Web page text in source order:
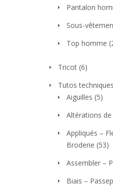
Pantalon
Sous-
Top homme
Tricot (6)
Tutos techniques
Aiguilles (5)
Altérations
Appliqués –
Broderie (53)
Assembler –
Biais –